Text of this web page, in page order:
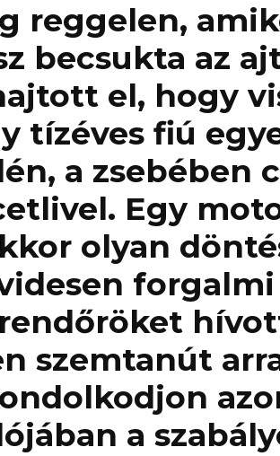
reggelen,
becsukta az
el, hogy
tízéves fiú
a zsebében
Egy
olyan
szemtanút
a